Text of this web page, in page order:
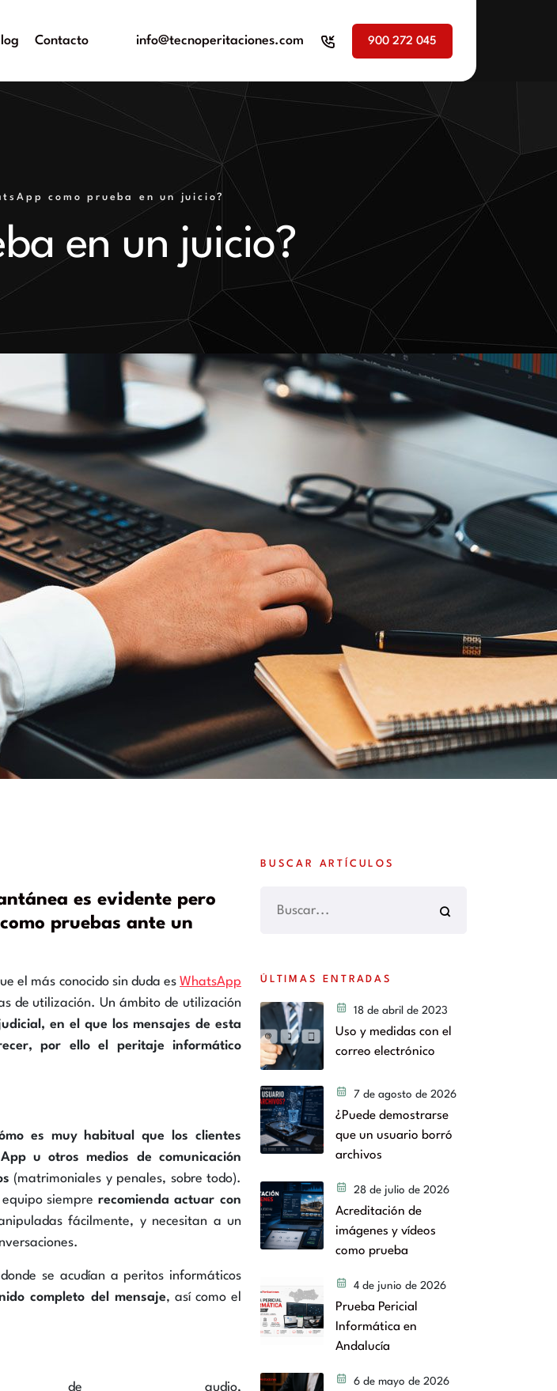
Contacto info@tecnoperitaciones.com 900 272 045
como prueba en un juicio?
en un juicio?
es evidente pero
pruebas ante un
el más conocido sin duda es WhatsApp
de utilización. Un ámbito de utilización
en el que los mensajes de esta
por ello el peritaje informático
es muy habitual que los clientes
u otros medios de comunicación
(matrimoniales y penales, sobre todo).
siempre recomienda actuar con
fácilmente, y necesitan a un
se acudían a peritos informáticos
completo del mensaje, así como el
de audio,
BUSCAR ARTÍCULOS
ÚLTIMAS ENTRADAS
18 de abril de 2023
Uso y medidas con el
correo electrónico
7 de agosto de 2026
¿Puede demostrarse
que un usuario borró
archivos
28 de julio de 2026
Acreditación de
imágenes y vídeos
como prueba
4 de junio de 2026
Prueba Pericial
Informática en
Andalucía
6 de mayo de 2026